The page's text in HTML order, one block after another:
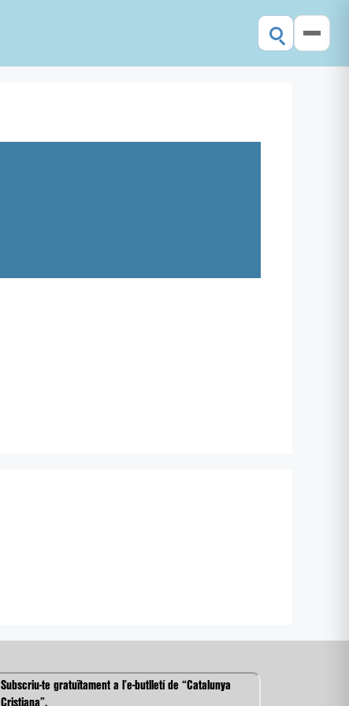
Subscriu-te gratuïtament a l’e-butlletí de “Catalunya
Cristiana”.